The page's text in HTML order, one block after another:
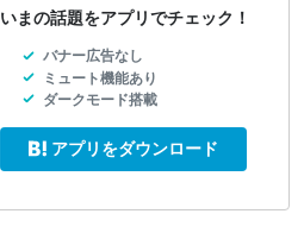
いまの話題をアプリでチェック！
バナー広告なし
ミュート機能あり
ダークモード搭載
アプリをダウンロード